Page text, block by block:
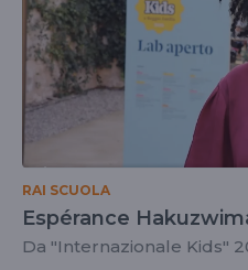
RAI SCUOLA
Espérance
Da "Internazionale Kids"